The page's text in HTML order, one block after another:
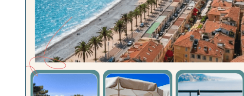
Tous Museen Wo
Sportliche
Was noch kommt :